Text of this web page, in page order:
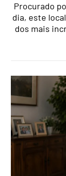
Procurado
dia, este
dos mais